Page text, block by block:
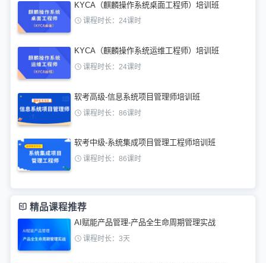
KYCA（麒麟操作系统桌面工程师）培训班
课程时长：24课时
KYCA（麒麟操作系统运维工程师）培训班
课程时长：24课时
软考高级-信息系统项目管理师培训班
课程时长：86课时
软考中级-系统集成项目管理工程师培训班
课程时长：86课时
精品课程推荐
AI赋能产品管理-产品全生命周期管理实战
课程时长：3天